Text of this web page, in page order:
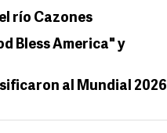
río Cazones
Bless America" y
al Mundial 2026